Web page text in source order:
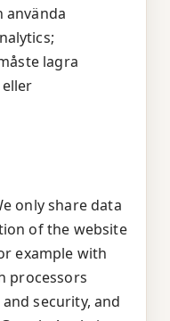
använda
lagra
only share data
of the website
example with
processors
security, and